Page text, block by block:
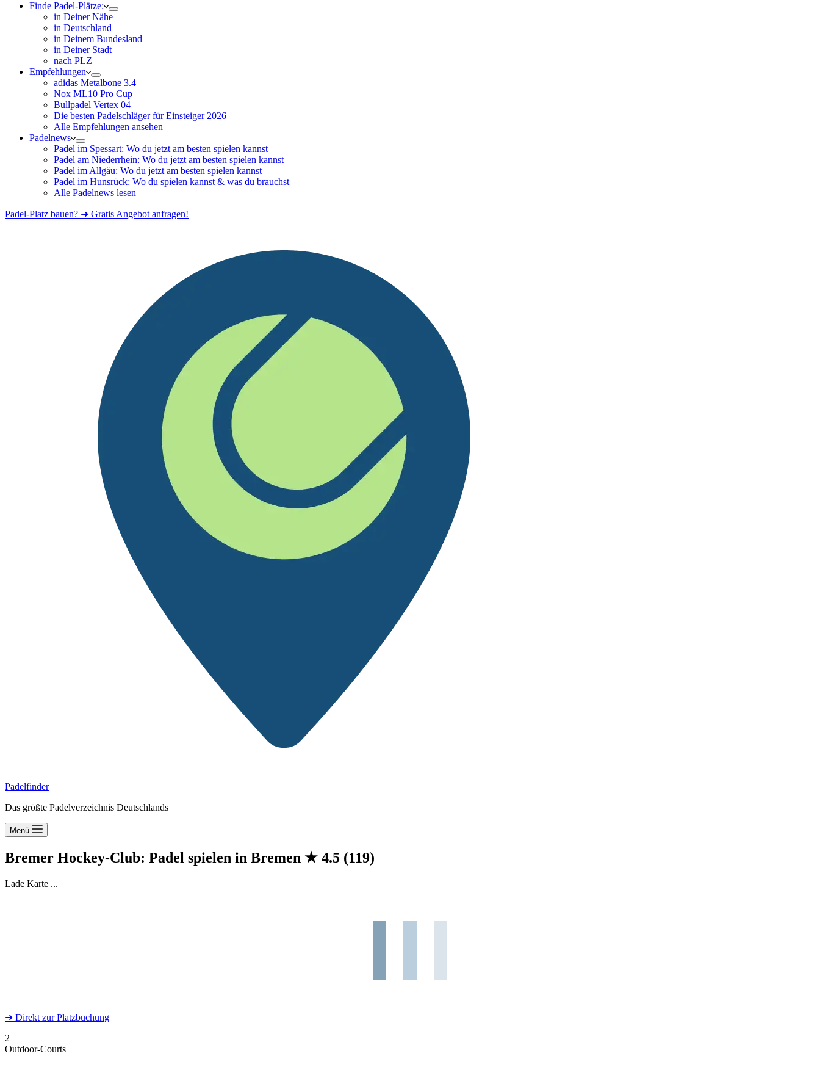
Finde Padel-Plätze:
in Deiner Nähe
in Deutschland
in Deinem Bundesland
in Deiner Stadt
nach PLZ
Empfehlungen
adidas Metalbone 3.4
Nox ML10 Pro Cup
Bullpadel Vertex 04
Die besten Padelschläger für Einsteiger 2026
Alle Empfehlungen ansehen
Padelnews
Padel im Spessart: Wo du jetzt am besten spielen kannst
Padel am Niederrhein: Wo du jetzt am besten spielen kannst
Padel im Allgäu: Wo du jetzt am besten spielen kannst
Padel im Hunsrück: Wo du spielen kannst & was du brauchst
Alle Padelnews lesen
Padel-Platz bauen? ➜ Gratis Angebot anfragen!
Padelfinder
Das größte Padelverzeichnis Deutschlands
Menü
Bremer Hockey-Club: Padel spielen in Bremen ★ 4.5 (119)
Lade Karte ...
➜ Direkt zur Platzbuchung
2
Outdoor-Courts